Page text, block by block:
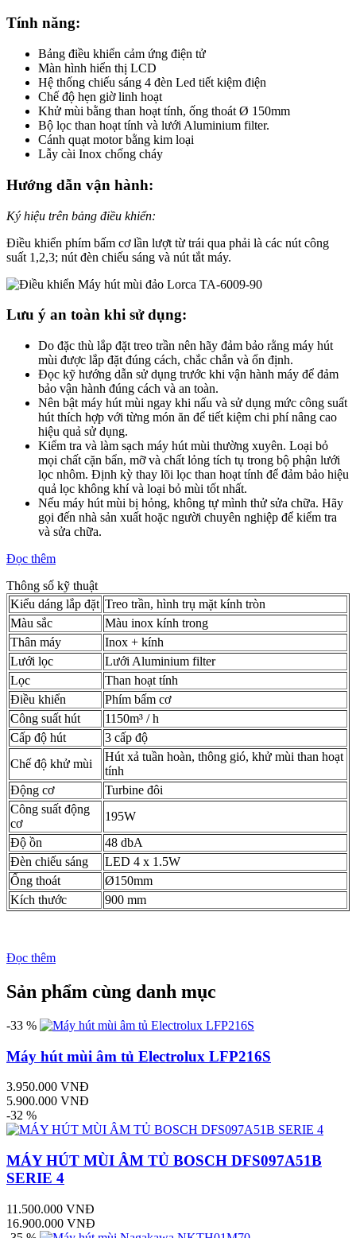
Tính năng:
Bảng điều khiển cảm ứng điện tử
Màn hình hiển thị LCD
Hệ thống chiếu sáng 4 đèn Led tiết kiệm điện
Chế độ hẹn giờ linh hoạt
Khử mùi bằng than hoạt tính, ống thoát Ø 150mm
Bộ lọc than hoạt tính và lưới Aluminium filter.
Cánh quạt motor bằng kim loại
Lẫy cài Inox chống cháy
Hướng dẫn vận hành:
Ký hiệu trên bảng điều khiển:
Điều khiển phím bấm cơ lần lượt từ trái qua phải là các nút công
suất 1,2,3; nút đèn chiếu sáng và nút tắt máy.
Lưu ý an toàn khi sử dụng:
Do đặc thù lắp đặt treo trần nên hãy đảm bảo rằng máy hút
mùi được lắp đặt đúng cách, chắc chắn và ổn định.
Đọc kỹ hướng dẫn sử dụng trước khi vận hành máy để đảm
bảo vận hành đúng cách và an toàn.
Nên bật máy hút mùi ngay khi nấu và sử dụng mức công suất
hút thích hợp với từng món ăn để tiết kiệm chi phí nâng cao
hiệu quả sử dụng.
Kiểm tra và làm sạch máy hút mùi thường xuyên. Loại bỏ
mọi chất cặn bẩn, mỡ và chất lỏng tích tụ trong bộ phận lưới
lọc nhôm. Định kỳ thay lõi lọc than hoạt tính để đảm bảo hiệu
quả lọc không khí và loại bỏ mùi tốt nhất.
Nếu máy hút mùi bị hỏng, không tự mình thử sửa chữa. Hãy
gọi đến nhà sản xuất hoặc người chuyên nghiệp để kiểm tra
và sửa chữa.
Đọc thêm
Thông số kỹ thuật
Kiểu dáng lắp đặt Treo trần, hình trụ mặt kính tròn
Màu sắc
Màu inox kính trong
Thân máy
Inox + kính
Lưới lọc
Lưới Aluminium filter
Lọc
Than hoạt tính
Điều khiển
Phím bấm cơ
Công suất hút
1150m³ / h
Cấp độ hút
3 cấp độ
Chế độ khử mùi
Hút xả tuần hoàn, thông gió, khử mùi than hoạt
tính
Động cơ
Turbine đôi
Công suất động
cơ
195W
Độ ồn
48 dbA
Đèn chiếu sáng
LED 4 x 1.5W
Ống thoát
Ø150mm
Kích thước
900 mm
Đọc thêm
Sản phẩm cùng danh mục
-33 %
Máy hút mùi âm tủ Electrolux LFP216S
3.950.000 VNĐ
5.900.000 VNĐ
-32 %
MÁY HÚT MÙI ÂM TỦ BOSCH DFS097A51B
SERIE 4
11.500.000 VNĐ
16.900.000 VNĐ